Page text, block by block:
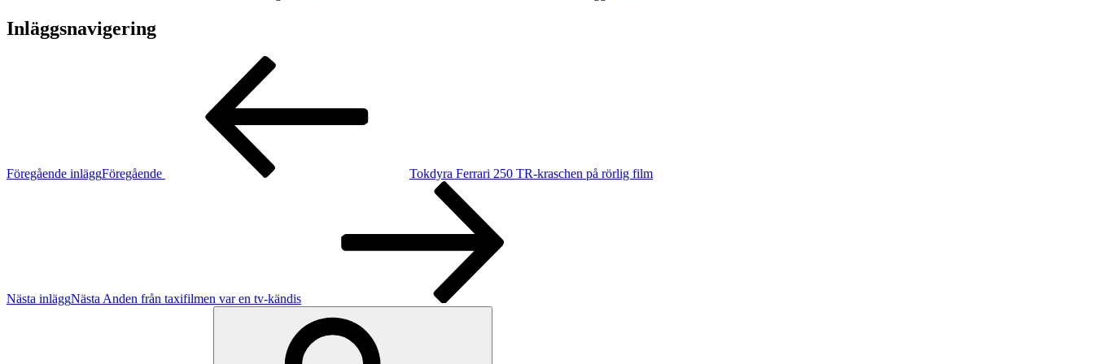
Inläggsnavigering
Föregående inläggFöregående Tokdyra Ferrari 250 TR-kraschen på rörlig film
Nästa inläggNästa Anden från taxifilmen var en tv-kändis